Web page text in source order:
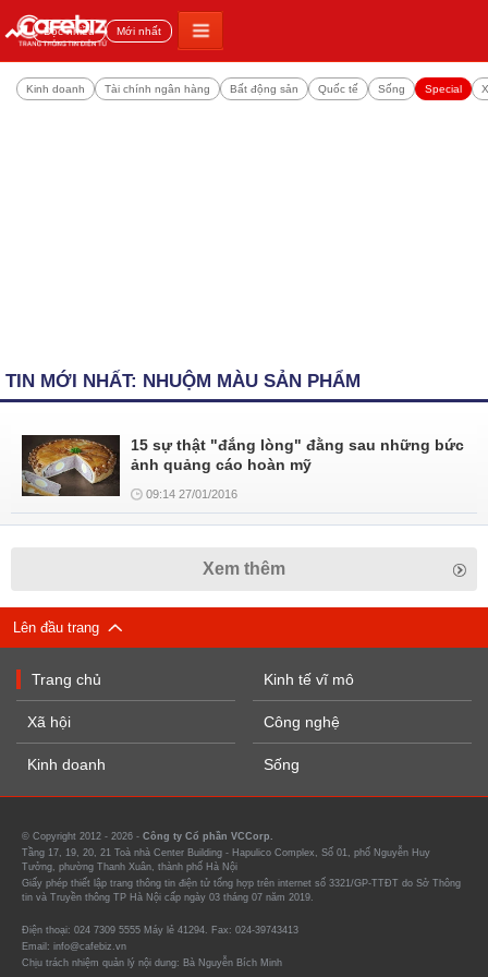
Đọc nhiều Mới nhất
Kinh doanh Tài chính ngân hàng Bất động sản Quốc tế Sống Special
TIN MỚI NHẤT: NHUỘM MÀU SẢN PHẨM
15 sự thật "đắng lòng" đằng sau những bức
ảnh quảng cáo hoàn mỹ
09:14 27/01/2016
Xem thêm
Lên đầu trang
Trang chủ
Xã hội
Kinh doanh
Kinh tế vĩ mô
Công nghệ
Sống
© Copyright 2012 - 2026 - Công ty Cổ phần VCCorp.
Tầng 17, 19, 20, 21 Toà nhà Center Building - Hapulico Complex, Số 01, phố Nguyễn Huy
Tưởng, phường Thanh Xuân, thành phố Hà Nội
Giấy phép thiết lập trang thông tin điện tử tổng hợp trên internet số 3321/GP-TTĐT do Sở Thông
tin và Truyền thông TP Hà Nội cấp ngày 03 tháng 07 năm 2019.
Điện thoại: 024 7309 5555 Máy lẻ 41294. Fax: 024-39743413
Email: info@cafebiz.vn
Chịu trách nhiệm quản lý nội dung: Bà Nguyễn Bích Minh